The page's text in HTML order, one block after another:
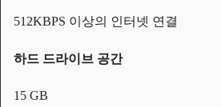
512KBPS 이상의 인터넷 연결
하드 드라이브 공간
15 GB